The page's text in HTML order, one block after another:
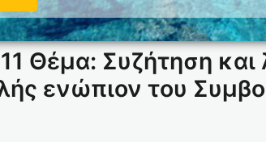
Θέμα: Συζήτηση
ενώπιον του